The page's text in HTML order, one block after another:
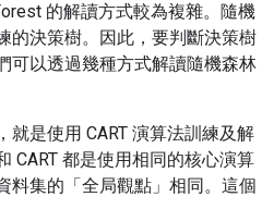
的解讀方式較為複雜。隨機
的決策樹。因此，要判斷決策樹
可以透過幾種方式解讀隨機森林
就是使用 CART 演算法訓練及解
CART 都是使用相同的核心演算
料集的「全局觀點」相同。這個